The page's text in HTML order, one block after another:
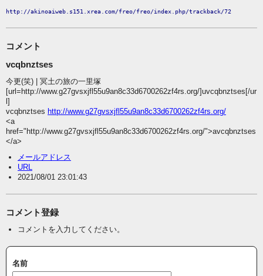
http://akinoaiweb.s151.xrea.com/freo/freo/index.php/trackback/72
コメント
vcqbnztses
今更(笑) | 冥土の旅の一里塚
[url=http://www.g27gvsxjfl55u9an8c33d6700262zf4rs.org/]uvcqbnztses[/ur
l]
vcqbnztses http://www.g27gvsxjfl55u9an8c33d6700262zf4rs.org/
<a
href="http://www.g27gvsxjfl55u9an8c33d6700262zf4rs.org/">avcqbnztses
</a>
メールアドレス
URL
2021/08/01 23:01:43
コメント登録
コメントを入力してください。
名前